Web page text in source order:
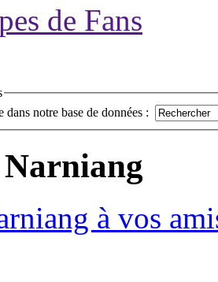
de Fans
notre base de données :
à vos